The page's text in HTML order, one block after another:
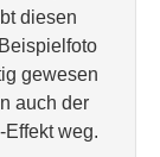
diesen
gewesen
auch der
weg.